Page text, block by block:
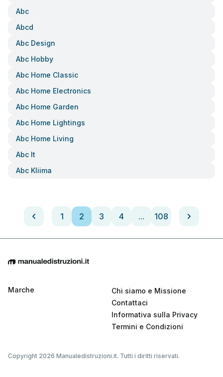
Abc
Abcd
Abc Design
Abc Hobby
Abc Home Classic
Abc Home Electronics
Abc Home Garden
Abc Home Lightings
Abc Home Living
Abc It
Abc Kliima
1 2 3 4 ... 108
Marche
Chi siamo e Missione
Contattaci
Informativa sulla Privacy
Termini e Condizioni
Copyright 2026 Manualedistruzioni.it. Tutti i diritti riservati.